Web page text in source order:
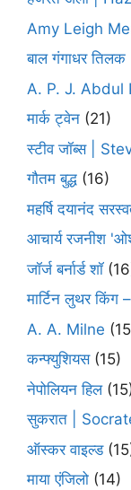
Amy Leigh
बाल गंगाधर तिलक
A. P. J. Abdul
मार्क ट्वेन (21)
स्टीव जॉब्स |
गौतम बुद्ध (16)
महर्षि दयानंद
आचार्य रजनीश
जॉर्ज बर्नार्ड शॉ
मार्टिन लुथर किंग
A. A. Milne
कन्फ्युशियस(15)
नेपोलियन हिल
सुकरात |
ऑस्कर वाइल्ड
माया एंजिलो (14)